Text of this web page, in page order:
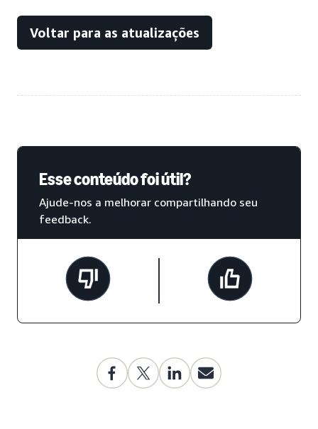
Voltar para as atualizações
Esse conteúdo foi útil?
Ajude-nos a melhorar compartilhando seu
feedback.